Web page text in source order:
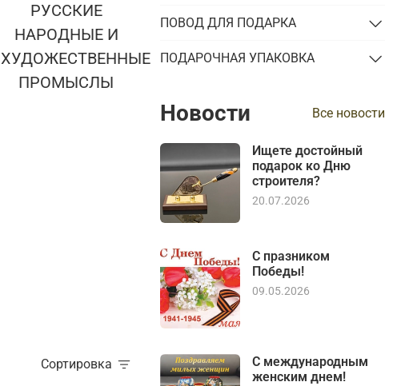
РУССКИЕ
НАРОДНЫЕ И
ХУДОЖЕСТВЕННЫЕ
ПРОМЫСЛЫ
Сортировка
ПОВОД ДЛЯ ПОДАРКА
ПОДАРОЧНАЯ УПАКОВКА
Новости Все новости
Ищете достойный
подарок ко Дню
строителя?
20.07.2026
С празником
Победы!
09.05.2026
С международным
женским днем!